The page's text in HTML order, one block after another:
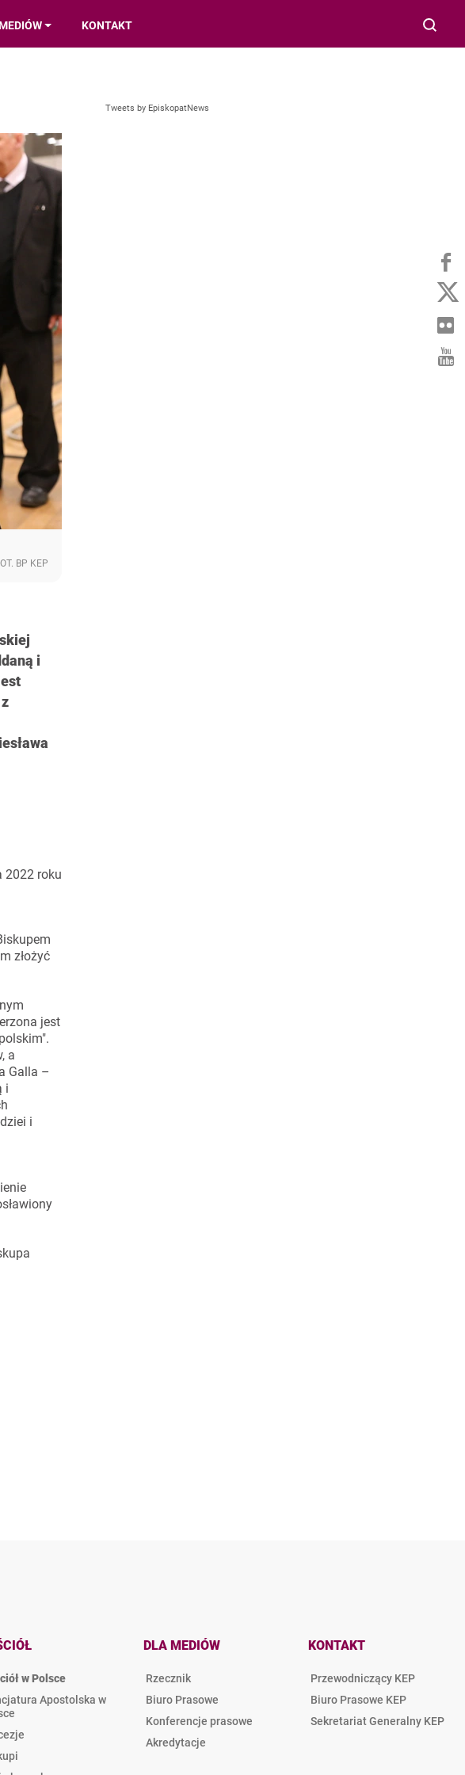
KONTAKT
i
BP KEP
2022 roku
złożyć
jest
a
Galla –
i
i
Tweets by EpiskopatNews
w Polsce
Apostolska w
DLA MEDIÓW
Rzecznik
Biuro Prasowe
Konferencje prasowe
Akredytacje
KONTAKT
Przewodniczący KEP
Biuro Prasowe KEP
Sekretariat Generalny KEP